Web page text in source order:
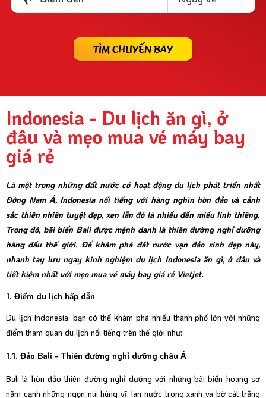
TÌM CHUYẾN BAY
Indonesia - Du lịch ăn gì, ở
đâu và mẹo mua vé máy bay
giá rẻ
Là một trong những đất nước có hoạt động du lịch phát triển nhất
Đông Nam Á, Indonesia nổi tiếng với hàng nghìn hòn đảo và cảnh
sắc thiên nhiên tuyệt đẹp, xen lẫn đó là nhiều đền miếu linh thiêng.
Trong đó, bãi biển Bali được mệnh danh là thiên đường nghỉ dưỡng
hàng đầu thế giới. Để khám phá đất nước vạn đảo xinh đẹp này,
nhanh tay lưu ngay kinh nghiệm du lịch Indonesia ăn gì, ở đâu và
tiết kiệm nhất với mẹo mua vé máy bay giá rẻ Vietjet.
1. Điểm du lịch hấp dẫn
Du lịch Indonesia, bạn có thể khám phá nhiều thành phố lớn với những
điểm tham quan du lịch nổi tiếng trên thế giới như:
1.1. Đảo Bali - Thiên đường nghỉ dưỡng châu Á
Bali là hòn đảo thiên đường nghỉ dưỡng với những bãi biển hoang sơ
nằm cạnh những ngọn núi hùng vĩ, làn nước trong xanh và bờ cát trắng